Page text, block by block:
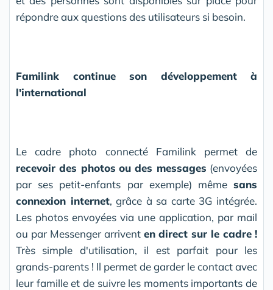
répondre aux questions des utilisateurs si besoin.
Familink continue son développement à
l'international
Le cadre photo connecté Familink permet de
recevoir des photos ou des messages (envoyées
par ses petit-enfants par exemple) même sans
connexion internet, grâce à sa carte 3G intégrée.
Les photos envoyées via une application, par mail
ou par Messenger arrivent en direct sur le cadre !
Très simple d'utilisation, il est parfait pour les
grands-parents ! Il permet de garder le contact avec
leur famille et de suivre les moments importants de